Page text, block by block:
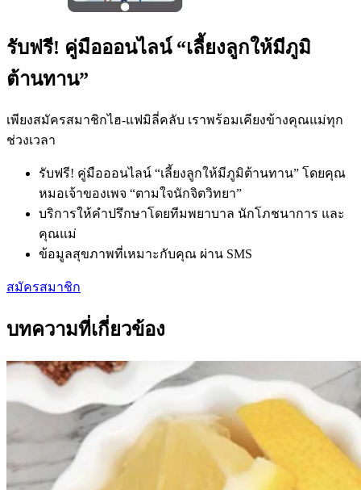
รับฟรี! คู่มือออนไลน์ “เลี้ยงลูกให้มีภูมิ
ต้านทาน”
เพียงสมัครสมาชิกไฮ-แฟมิลี่คลับ เราพร้อมเคียงข้างคุณแม่ทุก
ช่วงเวลา
รับฟรี! คู่มือออนไลน์ “เลี้ยงลูกให้มีภูมิต้านทาน” โดยคุณ
หมอเจ้าของเพจ “ตามใจนักจิตวิทยา”
บริการให้คำปรึกษาโดยทีมพยาบาล นักโภชนาการ และ
คุณแม่
ข้อมูลสุขภาพที่เหมาะกับคุณ ผ่าน SMS
สมัครสมาชิก
บทความที่เกี่ยวข้อง